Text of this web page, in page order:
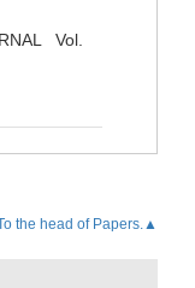
Vol.
the head of Papers.▲